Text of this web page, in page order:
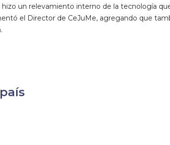
un relevamiento interno de la tecnología
el Director de CeJuMe, agregando que